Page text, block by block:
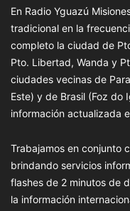
En Radio Yguazú
tradicional en la
completo la ciudad de
Pto. Libertad, Wanda y
ciudades vecinas de
Este) y de Brasil (Foz do
información actualizada
Trabajamos en conjunto
brindando servicios
flashes de 2 minutos de
la información